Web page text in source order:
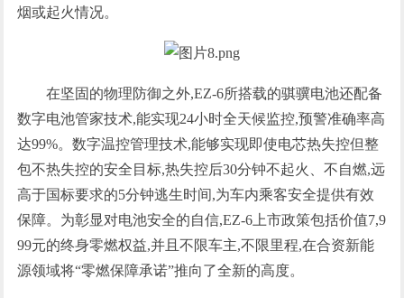
烟或起火情况。
在坚固的物理防御之外,EZ-6所搭载的骐骥电池还配备
数字电池管家技术,能实现24小时全天候监控,预警准确率高
达99%。数字温控管理技术,能够实现即使电芯热失控但整
包不热失控的安全目标,热失控后30分钟不起火、不自燃,远
高于国标要求的5分钟逃生时间,为车内乘客安全提供有效
保障。为彰显对电池安全的自信,EZ-6上市政策包括价值7,9
99元的终身零燃权益,并且不限车主,不限里程,在合资新能
源领域将“零燃保障承诺”推向了全新的高度。